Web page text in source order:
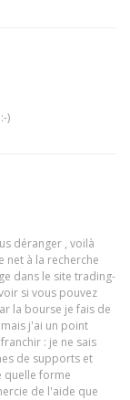
)
déranger , voilà
net à la recherche
dans le site trading-
si vous pouvez
la bourse je fais de
j'ai un point
: je ne sais
de supports et
quelle forme
de l'aide que